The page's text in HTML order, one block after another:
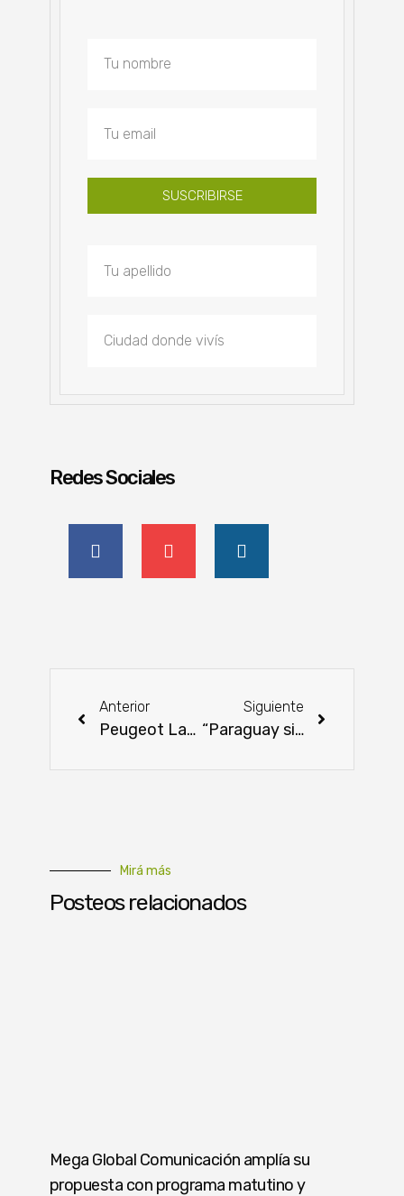
SUSCRIBIRSE
Redes Sociales
Anterior
Peugeot Landtrek ya disponible de la mano de Automaq
Siguiente
“Paraguay sin llamas”, una iniciativa para prevenir incendios
Mirá más
Posteos relacionados
Mega Global Comunicación amplía su
propuesta con programa matutino y